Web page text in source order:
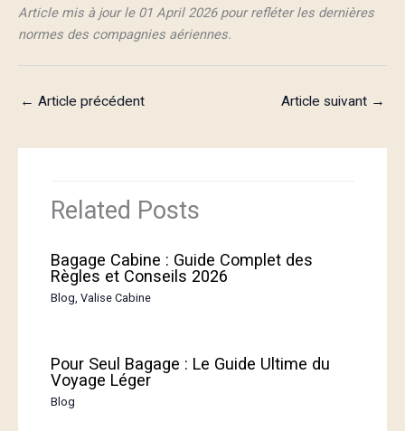
Article mis à jour le 01 April 2026 pour refléter les dernières
normes des compagnies aériennes.
← Article précédent Article suivant →
Related Posts
Bagage Cabine : Guide Complet des
Règles et Conseils 2026
Blog,Valise Cabine
Pour Seul Bagage : Le Guide Ultime du
Voyage Léger
Blog